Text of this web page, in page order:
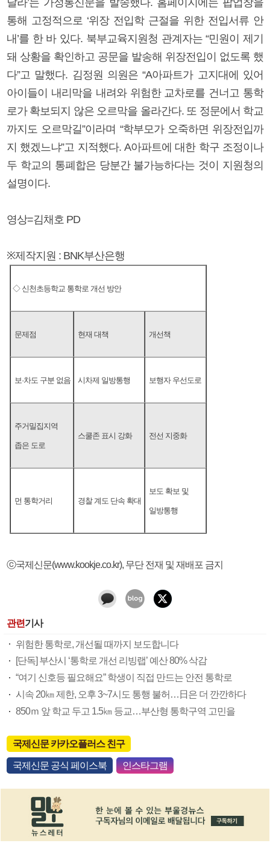
통해 고정적으로 ‘위장 전입학 근절을 위한 전입서류 안
내’를 한 바 있다. 북부교육지원청 관계자는 “민원이 제기
돼 상황을 확인하고 공문을 발송해 위장전입이 없도록 했
다”고 말했다. 김정원 의원은 “A아파트가 고지대에 있어
아이들이 내리막을 내려와 위험한 교차로를 건너고 통학
로가 확보되지 않은 오르막을 올라간다. 또 정문에서 학교
까지도 오르막길”이라며 “학부모가 오죽하면 위장전입까
지 했겠느냐”고 지적했다. A아파트에 대한 학구 조정이나
두 학교의 통폐합은 당분간 불가능하다는 것이 지원청의
설명이다.
영상=김채호 PD
※제작지원 : BNK부산은행
◇ 신천초등학교 통학로 개선 방안
문제점 현재 대책 개선책
보·차도 구분 없음 시차제 일방통행 보행자 우선도로
주거밀집지역
좁은 도로
스쿨존 표시 강화 전선 지중화
먼 통학거리 경찰 계도 단속 확대
보도 확보 및
일방통행
ⓒ국제신문(www.kookje.co.kr), 무단 전재 및 재배포 금지
관련기사
위험한 통학로, 개선될 때까지 보도합니다
[단독] 부산시 ‘통학로 개선 리빙랩’ 예산 80% 삭감
“여기 신호등 필요해요” 학생이 직접 만드는 안전 통학로
시속 20㎞ 제한, 오후 3~7시도 통행 불허…日은 더 깐깐하다
850ｍ 앞 학교 두고 1.5㎞ 등교…부산형 통학구역 고민을
국제신문 카카오플러스 친구
국제신문 공식 페이스북 인스타그램